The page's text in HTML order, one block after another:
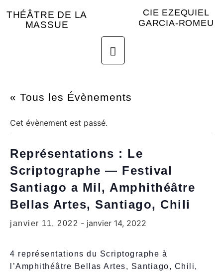
THÉÂTRE DE LA
MASSUE
CIE EZEQUIEL
GARCIA-ROMEU
« Tous les Évènements
Cet évènement est passé.
Représentations : Le
Scriptographe — Festival
Santiago a Mil, Amphithéâtre
Bellas Artes, Santiago, Chili
janvier 11, 2022 - janvier 14, 2022
4 représentations du Scriptographe à
l’Amphithéâtre Bellas Artes, Santiago, Chili,